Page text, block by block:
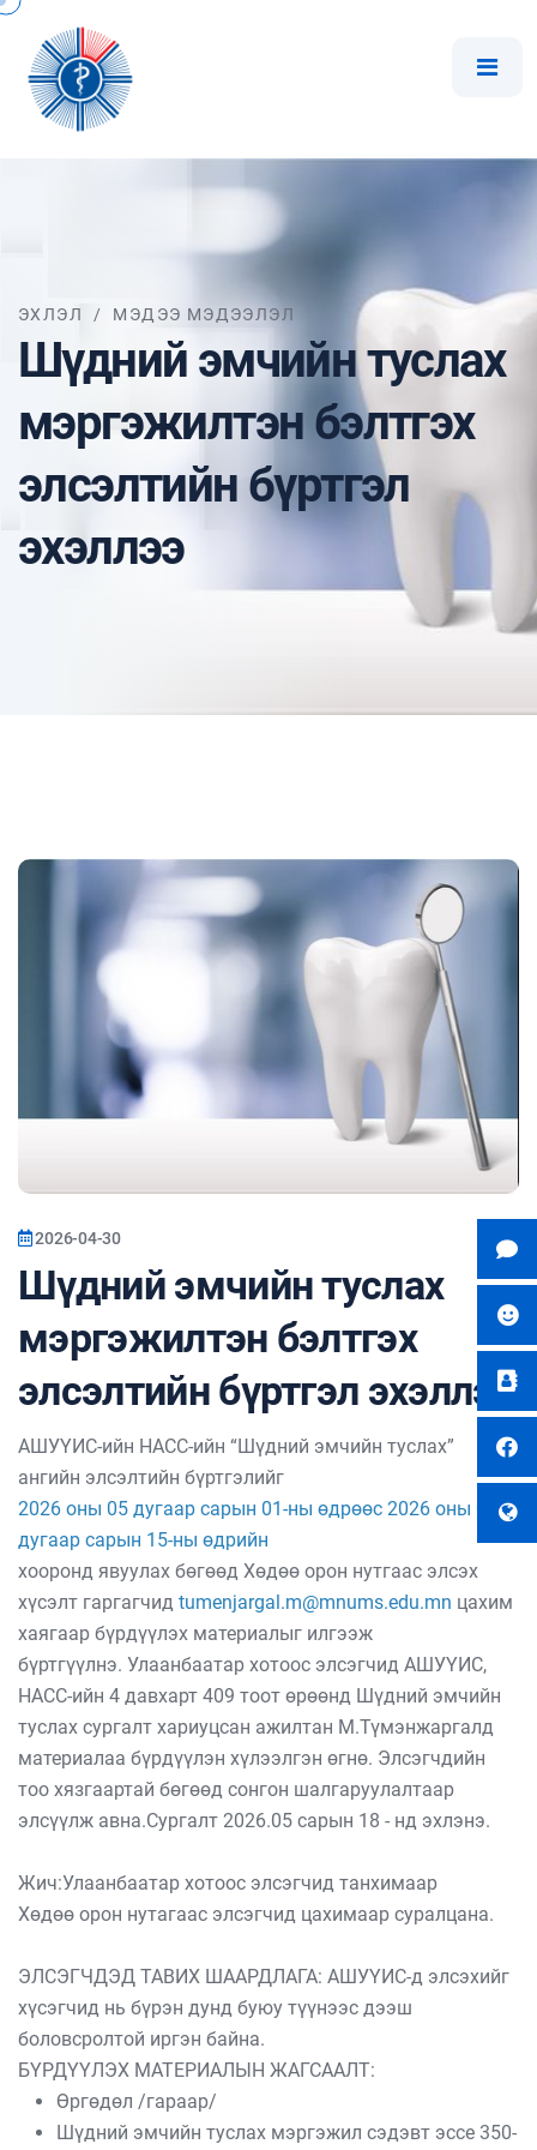
ЭХЛЭЛ / МЭДЭЭ МЭДЭЭЛЭЛ
Шүдний эмчийн туслах
мэргэжилтэн бэлтгэх
элсэлтийн бүртгэл
эхэллээ
2026-04-30
Шүдний эмчийн туслах
мэргэжилтэн бэлтгэх
элсэлтийн бүртгэл эхэллээ
АШУҮИС-ийн НАСС-ийн “Шүдний эмчийн туслах”
ангийн элсэлтийн бүртгэлийг
2026 оны 05 дугаар сарын 01-ны өдрөөс 2026 оны 05
дугаар сарын 15-ны өдрийн
хооронд явуулах бөгөөд Хөдөө орон нутгаас элсэх
хүсэлт гаргагчид tumenjargal.m@mnums.edu.mn цахим
хаягаар бүрдүүлэх материалыг илгээж
бүртгүүлнэ. Улаанбаатар хотоос элсэгчид АШУҮИС,
НАСС-ийн 4 давхарт 409 тоот өрөөнд Шүдний эмчийн
туслах сургалт хариуцсан ажилтан М.Түмэнжаргалд
материалаа бүрдүүлэн хүлээлгэн өгнө. Элсэгчдийн
тоо хязгаартай бөгөөд сонгон шалгаруулалтаар
элсүүлж авна.Сургалт 2026.05 сарын 18 - нд эхлэнэ.
Жич:Улаанбаатар хотоос элсэгчид танхимаар
Хөдөө орон нутагаас элсэгчид цахимаар суралцана.
ЭЛСЭГЧДЭД ТАВИХ ШААРДЛАГА: АШУҮИС-д элсэхийг
хүсэгчид нь бүрэн дунд буюу түүнээс дээш
боловсролтой иргэн байна.
БҮРДҮҮЛЭХ МАТЕРИАЛЫН ЖАГСААЛТ:
Өргөдөл /гараар/
Шүдний эмчийн туслах мэргэжил сэдэвт эссе 350-